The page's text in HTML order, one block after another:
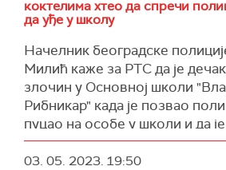
коктелима хтео да спречи
да уђе у школу
Начелник београдске
Милић каже за РТС да је
злочин у Основној школи
Рибникар" када је позвао
пуцао на особе у школи и да је
која је забележена и
треба да се смири.
03. 05. 2023. 19:50